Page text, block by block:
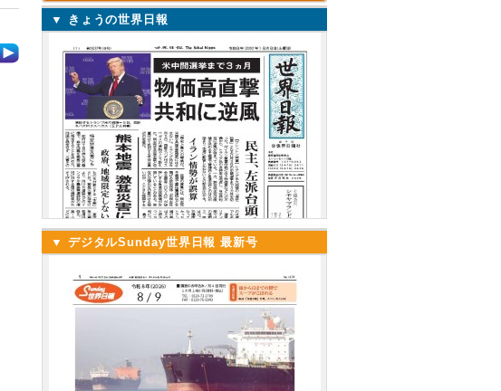
▼ きょうの世界日報
▼ デジタルSunday世界日報 最新号